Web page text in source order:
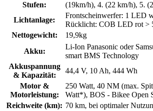
Stufen:
(19km/h), 4. (22 km/h), 5.
Lichtanlage:
Frontscheinwerfer: 1 LED
Rücklicht: COB LED rot >
Nettogewicht:
19,9kg
Akku:
Li-Ion Panasonic oder
smart BMS Technology
Akkuspannung
& Kapazität:
44,4 V, 10 Ah, 444 Wh
Motor &
Motorleistung:
250 Watt, 40 NM (max.
Watt*), BOS - Bikee Open
Reichweite (km): 70 km, bei optimaler